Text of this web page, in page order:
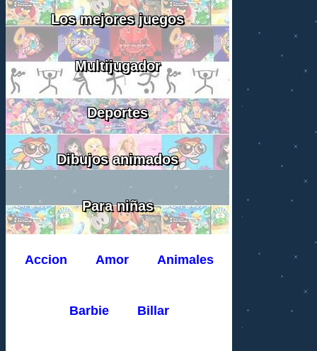
Los mejores juegos
Multijugador
Deportes
Dibujos animados
Para niñas
Accion Amor Animales
Barbie Billar